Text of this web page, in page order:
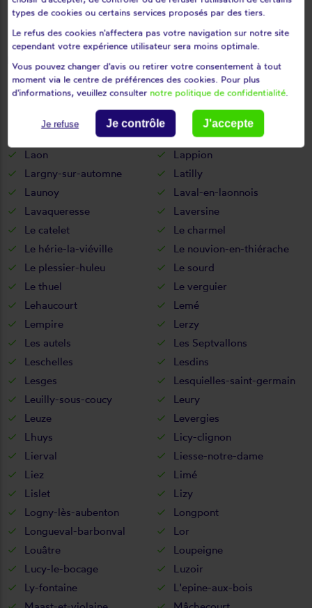
La neuville-lès-dorengt
La vallée-au-blé
La vallée-mulâtre
La ville-aux-bois-lès-dizy
La ville-aux-bois-lès-pontavert
Laffaux
Laigny
Lanchy
Landicourt
Landifay-et-bertaignemont
Landouzy-la-cour
Landouzy-la-ville
Laniscourt
Laon
Lappion
Largny-sur-automne
Latilly
Launoy
Laval-en-laonnois
Lavaqueresse
Laversine
Le catelet
Le charmel
Le hérie-la-viéville
Le nouvion-en-thiérache
Le plessier-huleu
Le sourd
Le thuel
Le verguier
Lehaucourt
Lemé
Lempire
Lerzy
Les autels
Les Septvallons
Leschelles
Lesdins
Lesges
Lesquielles-saint-germain
Leuilly-sous-coucy
Leury
Leuze
Levergies
Lhuys
Licy-clignon
Lierval
Liesse-notre-dame
Liez
Limé
Lislet
Lizy
Logny-lès-aubenton
Longpont
Longueval-barbonval
Lor
Louâtre
Loupeigne
Lucy-le-bocage
Luzoir
Ly-fontaine
L'epine-aux-bois
types de cookies ou certains services proposés par des tiers.
Le refus des cookies n'affectera pas votre navigation sur notre site
cependant votre expérience utilisateur sera moins optimale.
Vous pouvez changer d'avis ou retirer votre consentement à tout
moment via le centre de préférences des cookies. Pour plus
d'informations, veuillez consulter notre politique de confidentialité.
Je refuse Je contrôle J'accepte